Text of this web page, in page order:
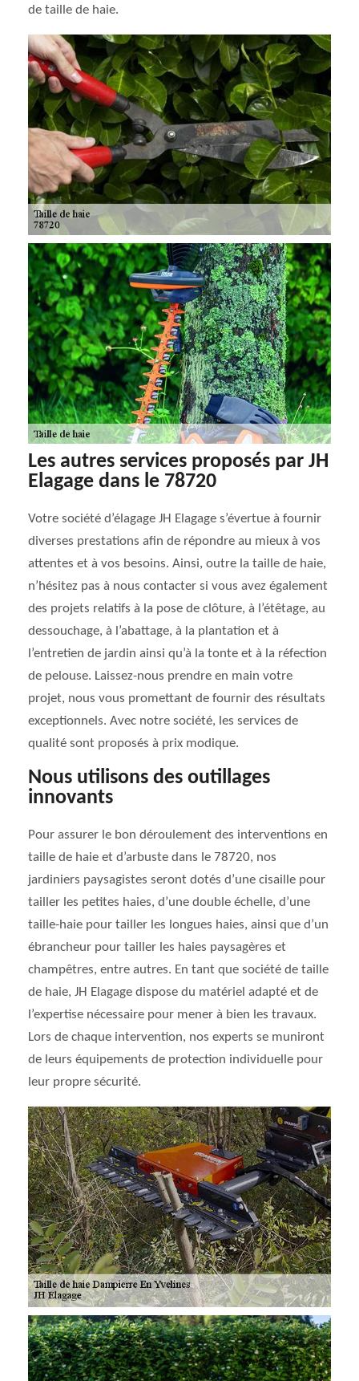
de taille de haie.
Les autres services proposés par JH
Elagage dans le 78720
Votre société d’élagage JH Elagage s’évertue à fournir
diverses prestations afin de répondre au mieux à vos
attentes et à vos besoins. Ainsi, outre la taille de haie,
n’hésitez pas à nous contacter si vous avez également
des projets relatifs à la pose de clôture, à l’étêtage, au
dessouchage, à l’abattage, à la plantation et à
l’entretien de jardin ainsi qu’à la tonte et à la réfection
de pelouse. Laissez-nous prendre en main votre
projet, nous vous promettant de fournir des résultats
exceptionnels. Avec notre société, les services de
qualité sont proposés à prix modique.
Nous utilisons des outillages
innovants
Pour assurer le bon déroulement des interventions en
taille de haie et d’arbuste dans le 78720, nos
jardiniers paysagistes seront dotés d’une cisaille pour
tailler les petites haies, d’une double échelle, d’une
taille-haie pour tailler les longues haies, ainsi que d’un
ébrancheur pour tailler les haies paysagères et
champêtres, entre autres. En tant que société de taille
de haie, JH Elagage dispose du matériel adapté et de
l’expertise nécessaire pour mener à bien les travaux.
Lors de chaque intervention, nos experts se muniront
de leurs équipements de protection individuelle pour
leur propre sécurité.